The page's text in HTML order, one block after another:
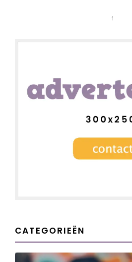
1
CATEGORIEËN